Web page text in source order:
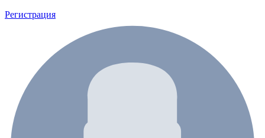
Регистрация